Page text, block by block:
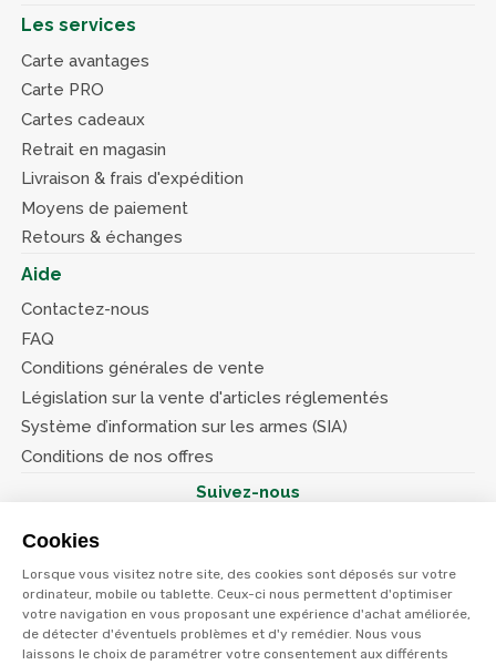
Cookies
Lorsque vous visitez notre site, des cookies sont déposés sur votre
ordinateur, mobile ou tablette. Ceux-ci nous permettent d'optimiser
votre navigation en vous proposant une expérience d'achat améliorée,
de détecter d'éventuels problèmes et d'y remédier. Nous vous
laissons le choix de paramétrer votre consentement aux différents
Les services
Carte avantages
Carte PRO
Cartes cadeaux
Retrait en magasin
Livraison & frais d'expédition
Moyens de paiement
Retours & échanges
Aide
Contactez-nous
FAQ
Conditions générales de vente
Législation sur la vente d'articles réglementés
Système d’information sur les armes (SIA)
Conditions de nos offres
Suivez-nous
© Terres et eaux 2026
Politique de confidentialité
Mentions légales